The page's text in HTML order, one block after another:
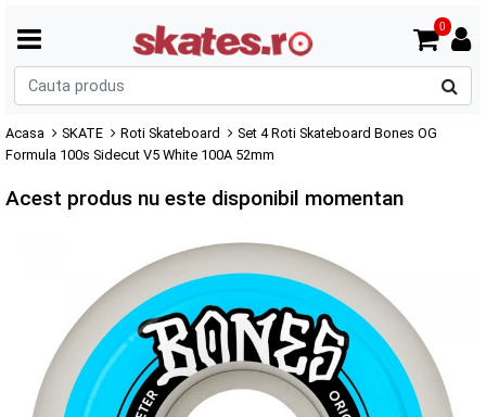
0
Acasa SKATE Roti Skateboard
Set 4 Roti Skateboard Bones OG
Formula 100s Sidecut V5 White 100A 52mm
Acest produs nu este disponibil momentan